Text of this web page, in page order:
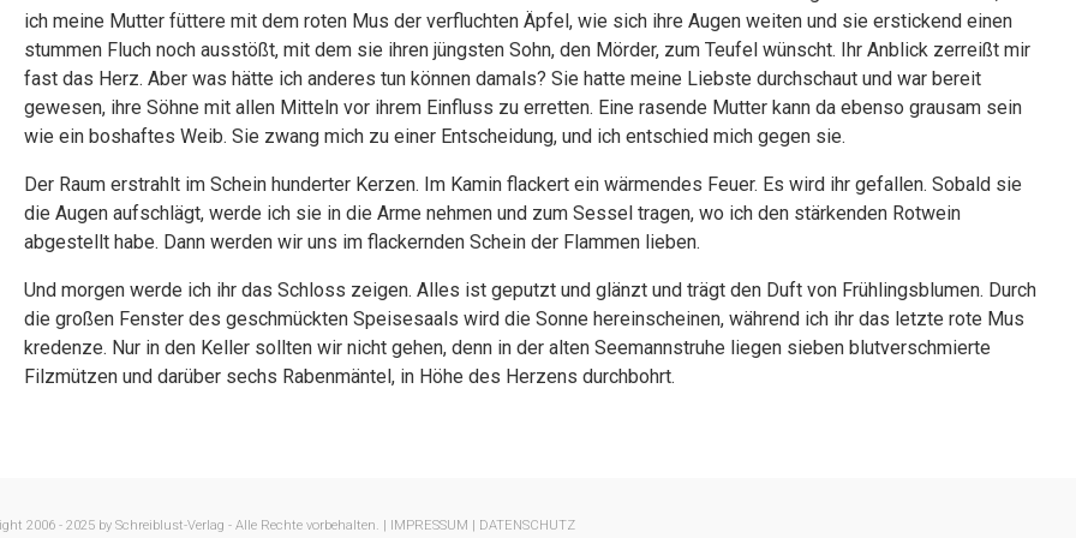
ich meine Mutter füttere mit dem roten Mus der verfluchten Äpfel, wie sich ihre Augen weiten und sie erstickend einen
stummen Fluch noch ausstößt, mit dem sie ihren jüngsten Sohn, den Mörder, zum Teufel wünscht. Ihr Anblick zerreißt mir
fast das Herz. Aber was hätte ich anderes tun können damals? Sie hatte meine Liebste durchschaut und war bereit
gewesen, ihre Söhne mit allen Mitteln vor ihrem Einfluss zu erretten. Eine rasende Mutter kann da ebenso grausam sein
wie ein boshaftes Weib. Sie zwang mich zu einer Entscheidung, und ich entschied mich gegen sie.
Der Raum erstrahlt im Schein hunderter Kerzen. Im Kamin flackert ein wärmendes Feuer. Es wird ihr gefallen. Sobald sie
die Augen aufschlägt, werde ich sie in die Arme nehmen und zum Sessel tragen, wo ich den stärkenden Rotwein
abgestellt habe. Dann werden wir uns im flackernden Schein der Flammen lieben.
Und morgen werde ich ihr das Schloss zeigen. Alles ist geputzt und glänzt und trägt den Duft von Frühlingsblumen. Durch
die großen Fenster des geschmückten Speisesaals wird die Sonne hereinscheinen, während ich ihr das letzte rote Mus
kredenze. Nur in den Keller sollten wir nicht gehen, denn in der alten Seemannstruhe liegen sieben blutverschmierte
Filzmützen und darüber sechs Rabenmäntel, in Höhe des Herzens durchbohrt.
2006 - 2025 by Schreiblust-Verlag - Alle Rechte vorbehalten. | IMPRESSUM | DATENSCHUTZ